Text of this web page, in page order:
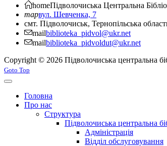
homeПідволочиська Центральна
mapвул. Шевченка, 7
смт. Підволочиськ, Тернопільська
mailbiblioteka_pidvol@ukr.net
mailbiblioteka_pidvoldut@ukr.net
Copyright © 2026 Підволочиська центральна
Joomla! 3 Templates
Goto Top
Головна
Про нас
Структура
Підволочиська центральна
Адміністрація
Відділ обслуговування